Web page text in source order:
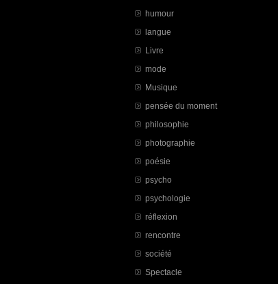
humour
langue
Livre
mode
Musique
pensée du moment
philosophie
photographie
poésie
psycho
psychologie
réflexion
rencontre
société
Spectacle